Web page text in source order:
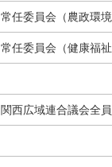
常任委員会（農政環
常任委員会（健康福
関西広域連合議会全